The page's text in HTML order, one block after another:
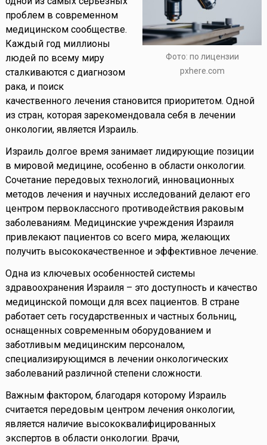
Фото: по лицензии
pxhere.com
проблем в современном
медицинском сообществе.
Каждый год миллионы
людей по всему миру
сталкиваются с диагнозом
рака, и поиск
качественного лечения становится приоритетом. Одной
из стран, которая зарекомендовала себя в лечении
онкологии, является Израиль.
Израиль долгое время занимает лидирующие позиции
в мировой медицине, особенно в области онкологии.
Сочетание передовых технологий, инновационных
методов лечения и научных исследований делают его
центром первоклассного противодействия раковым
заболеваниям. Медицинские учреждения Израиля
привлекают пациентов со всего мира, желающих
получить высококачественное и эффективное лечение.
Одна из ключевых особенностей системы
здравоохранения Израиля – это доступность и качество
медицинской помощи для всех пациентов. В стране
работает сеть государственных и частных больниц,
оснащенных современным оборудованием и
заботливым медицинским персоналом,
специализирующимся в лечении онкологических
заболеваний различной степени сложности.
Важным фактором, благодаря которому Израиль
считается передовым центром лечения онкологии,
является наличие высококвалифицированных
экспертов в области онкологии. Врачи,